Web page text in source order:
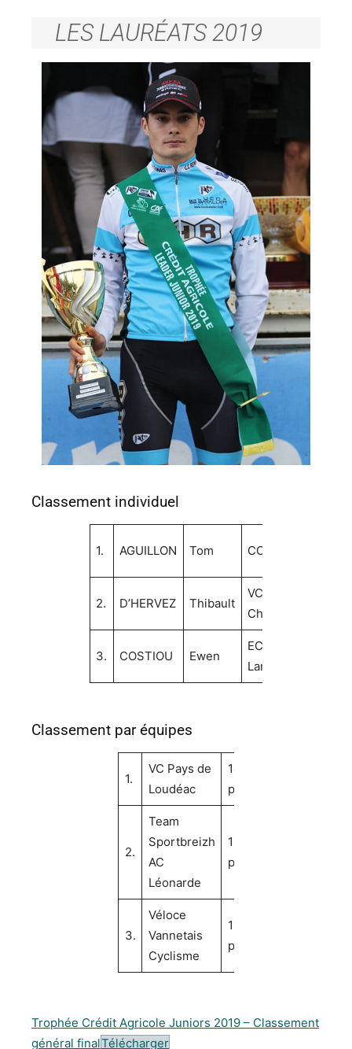
LES LAURÉATS 2019
Classement individuel
1. AGUILLON Tom CC Rennais
2. D’HERVEZ Thibault
VC
Châteaulinois
3. COSTIOU Ewen
EC
Landerneau
Classement par équipes
1.
VC Pays de
Loudéac
142
pts
2.
Team
Sportbreizh
AC
Léonarde
120
pts
3.
Véloce
Vannetais
Cyclisme
117
pts
Trophée Crédit Agricole Juniors 2019 – Classement
général finalTélécharger